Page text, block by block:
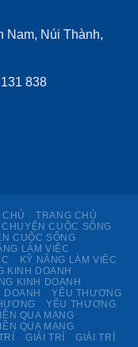
Nam, Núi Thành,
838
TRANG CHỦ
CHUYỆN CUỘC SỐNG
CUỘC SỐNG
LÀM VIỆC
KỸ NĂNG LÀM VIỆC
KINH DOANH
KINH DOANH
DOANH
YÊU THƯƠNG
YÊU THƯƠNG
QUA MẠNG
QUA MẠNG
GIẢI TRÍ
GIẢI TRÍ